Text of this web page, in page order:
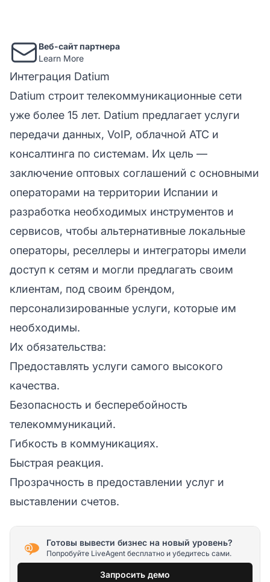
Веб-сайт партнера
Learn More
Интеграция Datium
Datium строит телекоммуникационные сети
уже более 15 лет. Datium предлагает услуги
передачи данных, VoIP, облачной АТС и
консалтинга по системам. Их цель —
заключение оптовых соглашений с основными
операторами на территории Испании и
разработка необходимых инструментов и
сервисов, чтобы альтернативные локальные
операторы, реселлеры и интеграторы имели
доступ к сетям и могли предлагать своим
клиентам, под своим брендом,
персонализированные услуги, которые им
необходимы.
Их обязательства:
Предоставлять услуги самого высокого
качества.
Безопасность и бесперебойность
телекоммуникаций.
Гибкость в коммуникациях.
Быстрая реакция.
Прозрачность в предоставлении услуг и
выставлении счетов.
Готовы вывести бизнес на новый уровень?
Попробуйте LiveAgent бесплатно и убедитесь сами.
Запросить демо